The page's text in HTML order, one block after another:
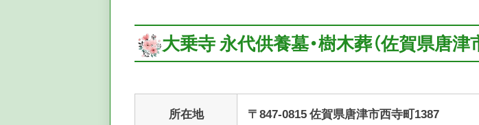
大乗寺 永代供養墓・樹木葬（佐賀県唐津
所在地 〒847-0815 佐賀県唐津市西寺町1387